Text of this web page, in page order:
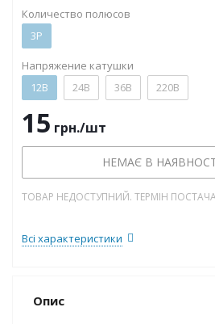
Количество полюсов
3P
Напряжение катушки
12В
24В 36В 220В
15 грн./шт
НЕМАЄ В
ТОВАР НЕДОСТУПНИЙ. ТЕРМІН
Всі характеристики
Опис